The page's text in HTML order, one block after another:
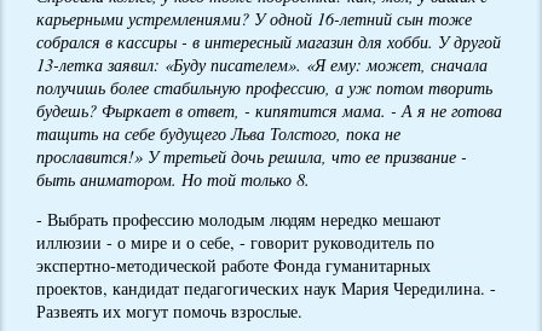
карьерными устремлениями? У одной 16-летний сын тоже
собрался в кассиры - в интересный магазин для хобби. У другой
13-летка заявил: «Буду писателем». «Я ему: может, сначала
получишь более стабильную профессию, а уж потом творить
будешь? Фыркает в ответ, - кипятится мама. - А я не готова
тащить на себе будущего Льва Толстого, пока не
прославится!» У третьей дочь решила, что ее призвание -
быть аниматором. Но той только 8.
- Выбрать профессию молодым людям нередко мешают
иллюзии - о мире и о себе, - говорит руководитель по
экспертно-методической работе Фонда гуманитарных
проектов, кандидат педагогических наук Мария Чередилина. -
Развеять их могут помочь взрослые.